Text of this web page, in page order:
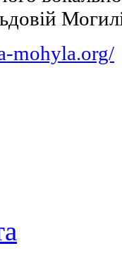
mohyla.org/